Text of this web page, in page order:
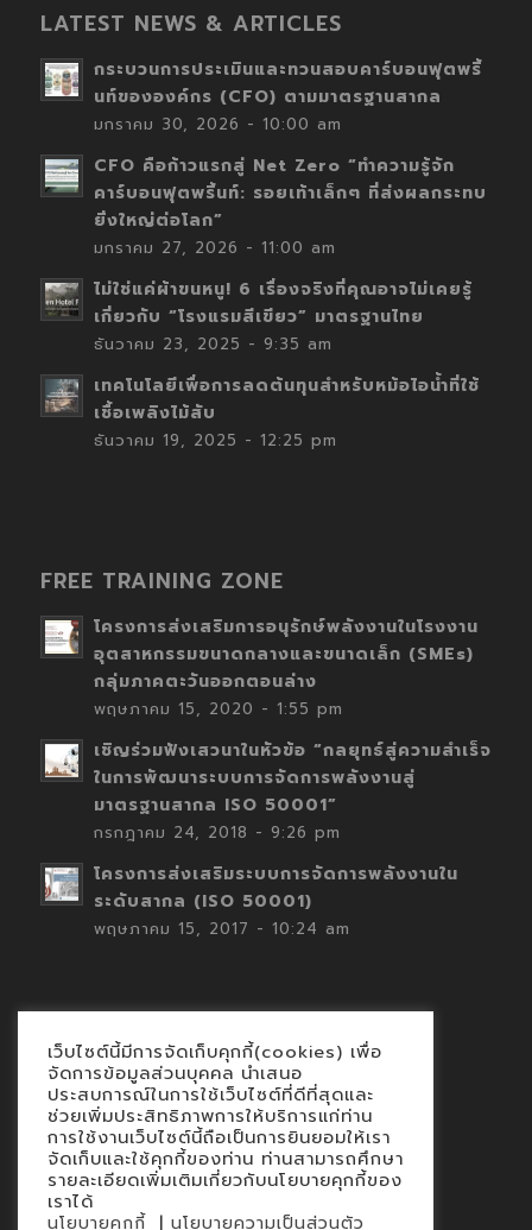
LATEST NEWS & ARTICLES
กระบวนการประเมินและทวนสอบคาร์บอนฟุตพริ้
นท์ขององค์กร (CFO) ตามมาตรฐานสากล
มกราคม 30, 2026 - 10:00 am
CFO คือก้าวแรกสู่ Net Zero “ทำความรู้จัก
คาร์บอนฟุตพริ้นท์: รอยเท้าเล็กๆ ที่ส่งผลกระทบ
ยิ่งใหญ่ต่อโลก”
มกราคม 27, 2026 - 11:00 am
ไม่ใช่แค่ผ้าขนหนู! 6 เรื่องจริงที่คุณอาจไม่เคยรู้
เกี่ยวกับ “โรงแรมสีเขียว” มาตรฐานไทย
ธันวาคม 23, 2025 - 9:35 am
เทคโนโลยีเพื่อการลดต้นทุนสำหรับหม้อไอน้ำที่ใช้
เชื้อเพลิงไม้สับ
ธันวาคม 19, 2025 - 12:25 pm
FREE TRAINING ZONE
โครงการส่งเสริมการอนุรักษ์พลังงานในโรงงาน
อุตสาหกรรมขนาดกลางและขนาดเล็ก (SMEs)
กลุ่มภาคตะวันออกตอนล่าง
พฤษภาคม 15, 2020 - 1:55 pm
เชิญร่วมฟังเสวนาในหัวข้อ “กลยุทธ์สู่ความสำเร็จ
ในการพัฒนาระบบการจัดการพลังงานสู่
มาตรฐานสากล ISO 50001”
กรกฎาคม 24, 2018 - 9:26 pm
โครงการส่งเสริมระบบการจัดการพลังงานใน
ระดับสากล (ISO 50001)
พฤษภาคม 15, 2017 - 10:24 am
Contact
นโยบายคุกกี้
นโยบายข้อมูลส่วนบุคคล
เว็บไซต์นี้มีการจัดเก็บคุกกี้(cookies) เพื่อ
จัดการข้อมูลส่วนบุคคล นำเสนอ
ประสบการณ์ในการใช้เว็บไซต์ที่ดีที่สุดและ
ช่วยเพิ่มประสิทธิภาพการให้บริการแก่ท่าน
การใช้งานเว็บไซต์นี้ถือเป็นการยินยอมให้เรา
จัดเก็บและใช้คุกกี้ของท่าน ท่านสามารถศึกษา
รายละเอียดเพิ่มเติมเกี่ยวกับนโยบายคุกกี้ของ
เราได้
นโยบายคุกกี้ | นโยบายความเป็นส่วนตัว